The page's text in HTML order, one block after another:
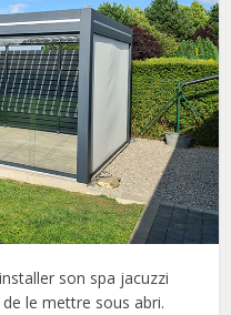
son spa jacuzzi
le mettre sous abri.